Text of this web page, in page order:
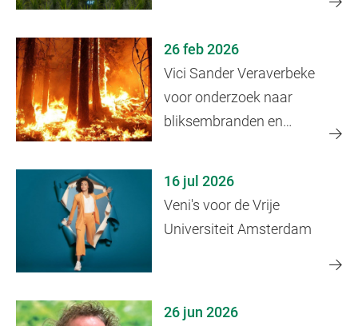
26 feb 2026
Vici Sander Veraverbeke
voor onderzoek naar
bliksembranden en
16 jul 2026
Veni's voor de Vrije
Universiteit Amsterdam
26 jun 2026